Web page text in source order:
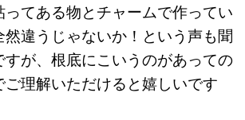
てある物とチャームで作ってい
然違うじゃないか！という声も聞
すが、根底にこいうのがあっての
理解いただけると嬉しいです